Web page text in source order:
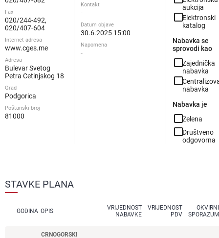
Kontakt
-
Datum objave
30.6.2025 15:00
Napomena
-
aukcija
check_box_outline_blankElektronski
katalog
Nabavka se
sprovodi kao
check_box_outline_blankZajednička
nabavka
check_box_outline_blank
nabavka
Nabavka je
check_box_outline_blankZelena
check_box_outline_blankDruštveno
odgovorna
Fax
020/244-492,
020/407-604
Internet adresa
www.cges.me
Adresa
Bulevar Svetog
Petra Cetinjskog 18
Grad
Podgorica
Poštanski broj
81000
STAVKE PLANA
GODINA OPIS
VRIJEDNOST
NABAVKE
VRIJEDNOST
PDV
OKVIRNI
SPORAZUM
CRNOGORSKI